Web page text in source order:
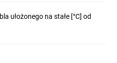
ułożonego na stałe [°C] od